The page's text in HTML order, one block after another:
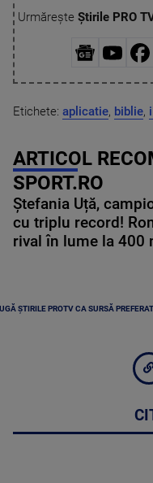
Urmărește Știrile PRO
Etichete: aplicatie, biblie,
ARTICOL
SPORT.RO
Ștefania Uță,
cu triplu record!
rival în lume la 400
ȘTIRILE PROTV CA SURSĂ